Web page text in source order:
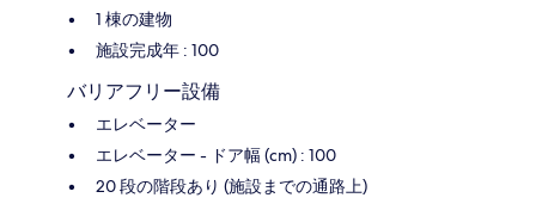
1 棟の建物
施設完成年 : 100
バリアフリー設備
エレベーター
エレベーター - ドア幅 (cm) : 100
20 段の階段あり (施設までの通路上)